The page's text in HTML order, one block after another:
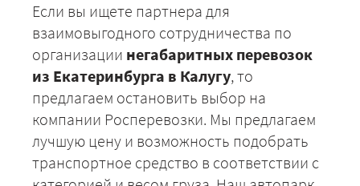
Если вы ищете партнера для
взаимовыгодного сотрудничества по
организации негабаритных перевозок
из Екатеринбурга в Калугу, то
предлагаем остановить выбор на
компании Росперевозки. Мы предлагаем
лучшую цену и возможность подобрать
транспортное средство в соответствии с